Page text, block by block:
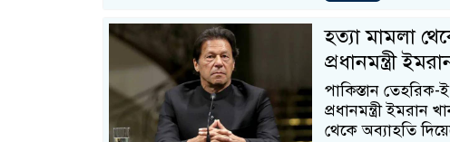
হত্যা মামলা
প্রধানমন্ত্রী
পাকিস্তান
প্রধানমন্ত্রী
থেকে অব্যাহতি